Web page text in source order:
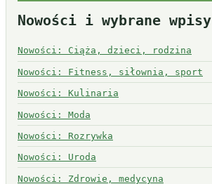
Nowości i wybrane wpisy
Nowości: Ciąża, dzieci, rodzina
Nowości: Fitness, siłownia, sport
Nowości: Kulinaria
Nowości: Moda
Nowości: Rozrywka
Nowości: Uroda
Nowości: Zdrowie, medycyna